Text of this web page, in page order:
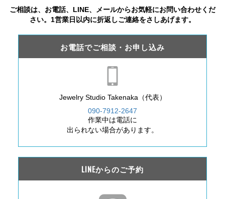
ご相談は、お電話、LINE、メールからお気軽にお問い合わせくだ
さい。1営業日以内に折返しご連絡をさしあげます。
お電話でご相談・お申し込み
Jewelry Studio Takenaka（代表）
090-7912-2647
作業中は電話に
出られない場合があります。
LINEからのご予約